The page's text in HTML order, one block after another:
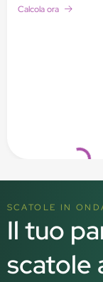
Loading...
Calcola ora
SCATOLE IN
Il tuo
scatole